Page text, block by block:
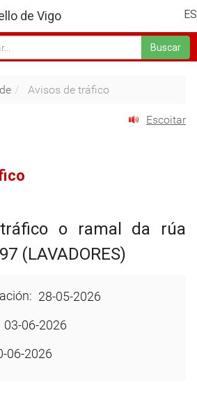
ES
de Vigo
Buscar
Avisos de tráfico
Escoitar
o ramal da rúa
(LAVADORES)
28-05-2026
03-06-2026
06-2026